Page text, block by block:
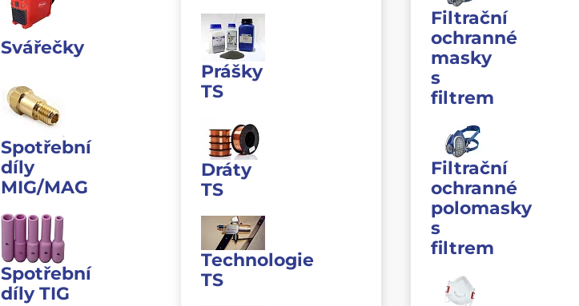
Svářečky
Spotřební
díly
MIG/MAG
Spotřební
díly TIG
Prášky
TS
Dráty
TS
Technologie
TS
Filtrační
ochranné
masky
s
filtrem
Filtrační
ochranné
polomasky
s
filtrem